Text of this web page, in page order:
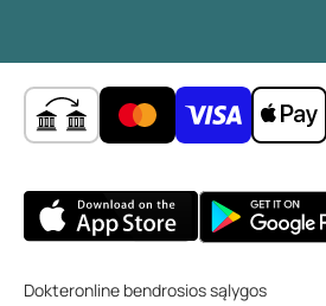
Dokteronline bendrosios sąlygos